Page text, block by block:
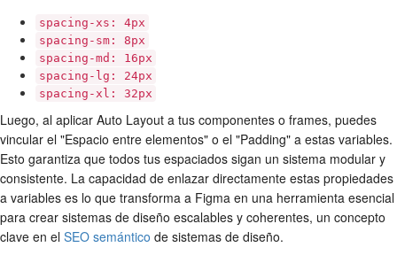
spacing-xs: 4px
spacing-sm: 8px
spacing-md: 16px
spacing-lg: 24px
spacing-xl: 32px
Luego, al aplicar Auto Layout a tus componentes o frames, puedes
vincular el "Espacio entre elementos" o el "Padding" a estas variables.
Esto garantiza que todos tus espaciados sigan un sistema modular y
consistente. La capacidad de enlazar directamente estas propiedades
a variables es lo que transforma a Figma en una herramienta esencial
para crear sistemas de diseño escalables y coherentes, un concepto
clave en el SEO semántico de sistemas de diseño.